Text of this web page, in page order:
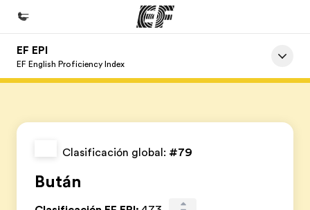
Inicio
Encuentra una oficina
EF EPI
EF English Proficiency Index
Clasificación global: #79
Bután